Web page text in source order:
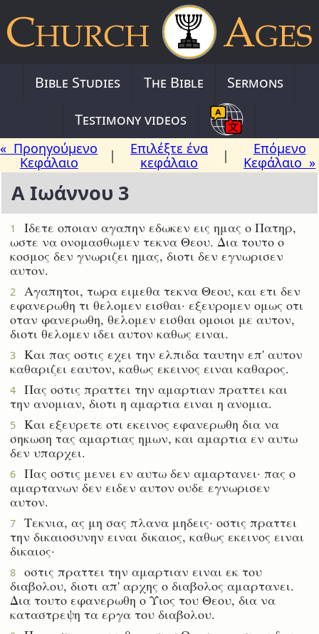
Bible Studies The Bible
Sermons
Testimony videos
« Προηγούμενο
Κεφάλαιο
|
Επιλέξτε ένα
κεφάλαιο
|
Επόμενο
Κεφάλαιο »
Α Ιωάννου 3
1
Ιδετε οποιαν αγαπην εδωκεν εις ημας ο Πατηρ,
ωστε να ονομασθωμεν τεκνα Θεου. Δια τουτο ο
κοσμος δεν γνωριζει ημας, διοτι δεν εγνωρισεν
αυτον.
2
Αγαπητοι, τωρα ειμεθα τεκνα Θεου, και ετι δεν
εφανερωθη τι θελομεν εισθαι· εξευρομεν ομως οτι
οταν φανερωθη, θελομεν εισθαι ομοιοι με αυτον,
διοτι θελομεν ιδει αυτον καθως ειναι.
3
Και πας οστις εχει την ελπιδα ταυτην επ' αυτον
καθαριζει εαυτον, καθως εκεινος ειναι καθαρος.
4
Πας οστις πραττει την αμαρτιαν πραττει και
την ανομιαν, διοτι η αμαρτια ειναι η ανομια.
5
Και εξευρετε οτι εκεινος εφανερωθη δια να
σηκωση τας αμαρτιας ημων, και αμαρτια εν αυτω
δεν υπαρχει.
6
Πας οστις μενει εν αυτω δεν αμαρτανει· πας ο
αμαρτανων δεν ειδεν αυτον ουδε εγνωρισεν
αυτον.
7
Τεκνια, ας μη σας πλανα μηδεις· οστις πραττει
την δικαιοσυνην ειναι δικαιος, καθως εκεινος ειναι
δικαιος·
8
οστις πραττει την αμαρτιαν ειναι εκ του
διαβολου, διοτι απ' αρχης ο διαβολος αμαρτανει.
Δια τουτο εφανερωθη ο Υιος του Θεου, δια να
καταστρεψη τα εργα του διαβολου.